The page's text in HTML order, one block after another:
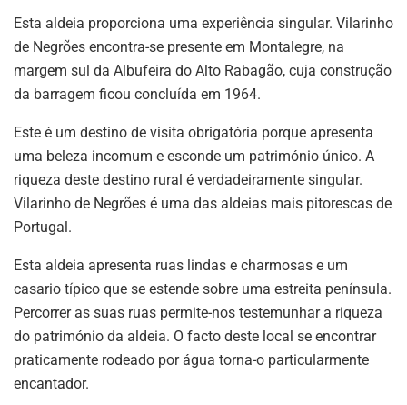
Esta aldeia proporciona uma experiência singular. Vilarinho
de Negrões encontra-se presente em Montalegre, na
margem sul da Albufeira do Alto Rabagão, cuja construção
da barragem ficou concluída em 1964.
Este é um destino de visita obrigatória porque apresenta
uma beleza incomum e esconde um património único. A
riqueza deste destino rural é verdadeiramente singular.
Vilarinho de Negrões é uma das aldeias mais pitorescas de
Portugal.
Esta aldeia apresenta ruas lindas e charmosas e um
casario típico que se estende sobre uma estreita península.
Percorrer as suas ruas permite-nos testemunhar a riqueza
do património da aldeia. O facto deste local se encontrar
praticamente rodeado por água torna-o particularmente
encantador.